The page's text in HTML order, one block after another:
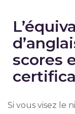
scores
Si vous visez le